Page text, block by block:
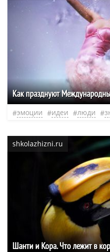
Как празднуют
эмоции идеи люди
shkolazhizni.ru
Шанти и Кора. Что лежит в